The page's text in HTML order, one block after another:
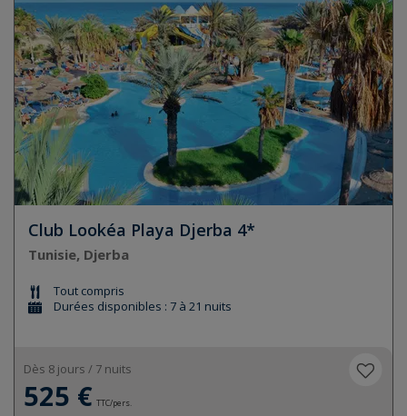
Club Lookéa Playa Djerba 4*
Tunisie, Djerba
Tout compris
Durées disponibles : 7 à 21 nuits
Dès 8 jours / 7 nuits
525 € TTC/pers.